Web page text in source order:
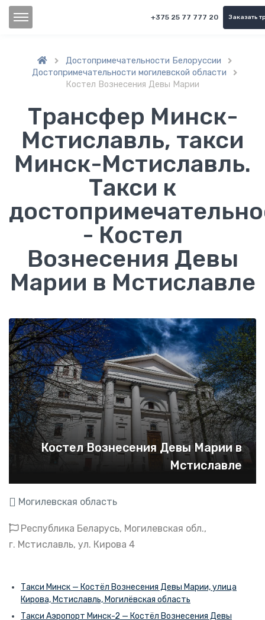
+375 25 77 777 20 Заказать
 Достопримечательности Белоруссии 
Достопримечательности могилевской области 
Костел Вознесения Девы Марии
Трансфер Минск-
Мстиславль, такси
Минск-Мстиславль.
Такси к
- Костел
Вознесения Девы
Марии в Мстиславле
Костел Вознесения Девы Марии в
Мстиславле
Могилевская область
Республика Беларусь, Могилевская обл.,
г. Мстиславль, ул. Кирова 4
Такси Минск — Костёл Вознесения Девы Марии, улица
Кирова, Мстиславль, Могилёвская область
Такси Аэропорт Минск-2 — Костёл Вознесения Девы